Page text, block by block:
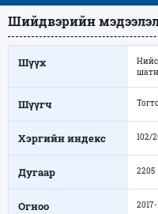
Шийдвэрийн
Шүүх
Шүүгч
Хэргийн индекс 102/
Дугаар 2205
Огноо 2017-